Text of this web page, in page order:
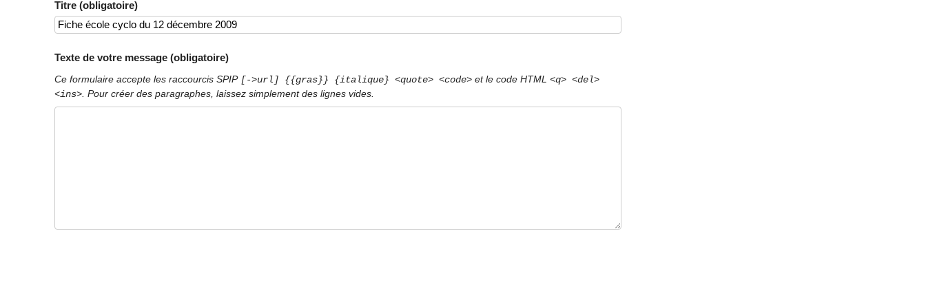
Titre (obligatoire)
Texte de votre message (obligatoire)
Ce formulaire accepte les raccourcis SPIP [->url] {{gras}} {italique} <quote> <code> et le code HTML<q> <del>
<ins> . Pour créer des paragraphes, laissez simplement des lignes vides.